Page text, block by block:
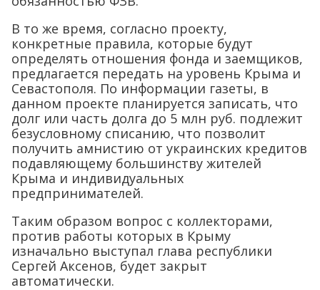
В то же время, согласно проекту,
конкретные правила, которые будут
определять отношения фонда и заемщиков,
предлагается передать на уровень Крыма и
Севастополя. По информации газеты, в
данном проекте планируется записать, что
долг или часть долга до 5 млн руб. подлежит
безусловному списанию, что позволит
получить амнистию от украинских кредитов
подавляющему большинству жителей
Крыма и индивидуальных
предпринимателей.
Таким образом вопрос с коллекторами,
против работы которых в Крыму
изначально выступал глава республики
Сергей Аксенов, будет закрыт
автоматически.